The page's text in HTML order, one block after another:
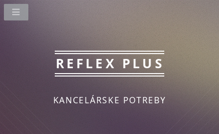
REFLEX PLUS
KANCELÁRSKE POTREBY